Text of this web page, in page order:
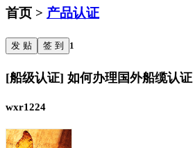
首页 > 产品认证
发 贴 签 到 1
[船级认证] 如何办理国外船缆认证
wxr1224